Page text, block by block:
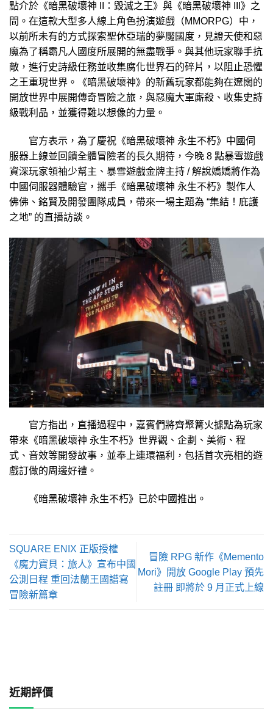
點介於《暗黑破壞神 II：毀滅之王》與《暗黑破壞神 III》之
間。在這款大型多人線上角色扮演遊戲（MMORPG）中，
以前所未有的方式探索聖休亞瑞的夢魘國度，見證天使和惡
魔為了稱霸凡人國度所展開的無盡戰爭。與其他玩家聯手抗
敵，進行史詩級任務並收集腐化世界石的碎片，以阻止恐懼
之王重現世界。《暗黑破壞神》的新舊玩家都能夠在遼闊的
開放世界中展開傳奇冒險之旅，與惡魔大軍廝殺、收集史詩
級戰利品，並獲得難以想像的力量。
官方表示，為了慶祝《暗黑破壞神 永生不朽》中國伺
服器上線並回饋全體冒險者的長久期待，今晚 8 點暴雪遊戲
資深玩家領袖少幫主、暴雪遊戲金牌主持 / 解說嬌嬌將作為
中國伺服器體驗官，攜手《暗黑破壞神 永生不朽》製作人
佛佛、銘賢及開發團隊成員，帶來一場主題為 “集結！庇護
之地” 的直播訪談。
官方指出，直播過程中，嘉賓們將齊聚篝火據點為玩家
帶來《暗黑破壞神 永生不朽》世界觀、企劃、美術、程
式、音效等開發故事，並奉上連環福利，包括首次亮相的遊
戲訂做的周邊好禮。
《暗黑破壞神 永生不朽》已於中國推出。
SQUARE ENIX 正版授權
《魔力寶貝：旅人》宣布中國
公測日程 重回法蘭王國譜寫
冒險新篇章
冒險 RPG 新作《Memento
Mori》開放 Google Play 預先
註冊 即將於 9 月正式上線
近期評價